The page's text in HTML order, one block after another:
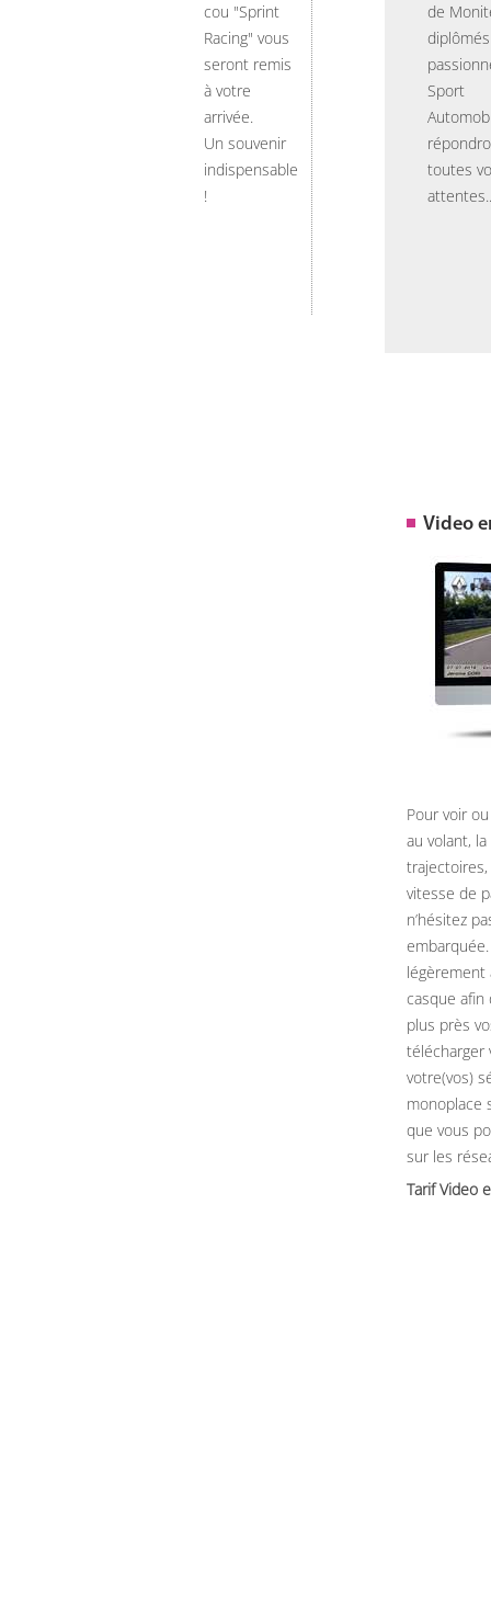
cou "Sprint
Racing" vous
seront remis
à votre
arrivée.
Un souvenir
indispensable
!
de
Sport
toutes
Video
Pour voir
au volant,
vitesse de
n’hésitez
légèrement
casque afin
plus près
télécharger
votre(vos)
monoplace
que vous
sur les
Tarif Video